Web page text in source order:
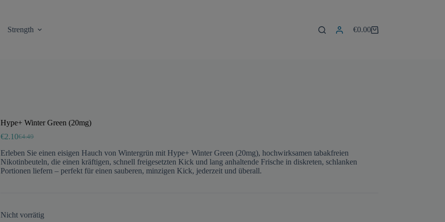
Strength Warenkorb
€0.00
Hype+ Winter Green (20mg)
€4.49
Ursprünglicher
Preis
war:
€4.49
€2.10Aktueller
Preis
ist:
€2.10.
Erleben Sie einen eisigen Hauch von Wintergrün mit Hype+ Winter Green (20mg), hochwirksamen tabakfreien
Nikotinbeuteln, die einen kräftigen, schnell freigesetzten Kick und lang anhaltende Frische in diskreten, schlanken
Portionen liefern – perfekt für einen sauberen, minzigen Kick, jederzeit und überall.
Nicht vorrätig